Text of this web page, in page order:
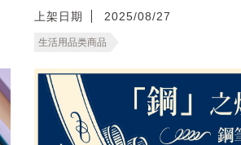
上架日期 2025/08/27
生活用品类商品